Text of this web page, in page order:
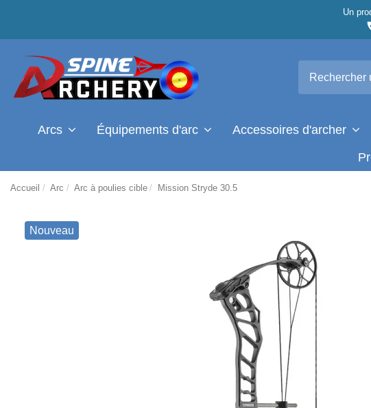
Un
Arcs Équipements d'arc Accessoires d'archer
Accueil Arc Arc à poulies cible Mission Stryde 30.5
Nouveau